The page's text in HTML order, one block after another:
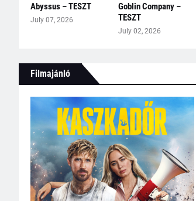
Abyssus – TESZT
July 07, 2026
Goblin Company –
TESZT
July 02, 2026
Filmajánló